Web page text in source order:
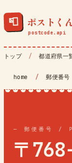
📮 ポストく
トップ 都道府県一
home / 郵便番号
— 郵便番号 /
〒